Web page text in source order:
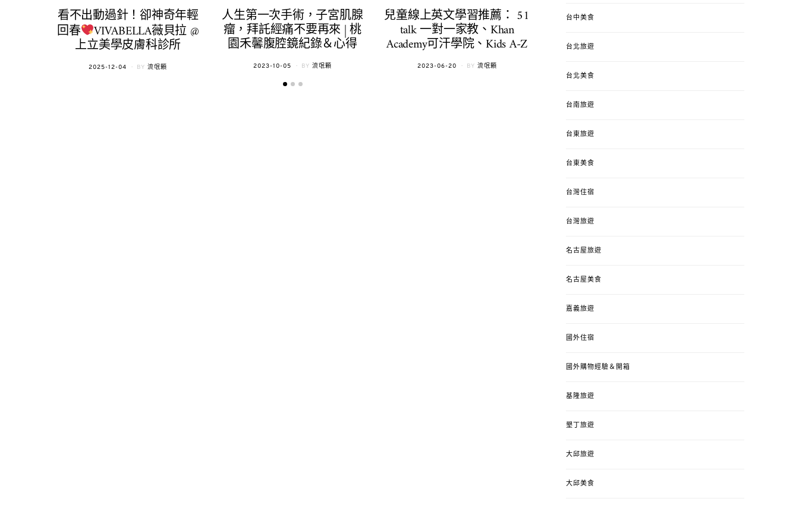
看不出動過針！卻神奇年輕
回春 VIVABELLA薇貝拉 @
上立美學皮膚科診所
POSTED
2025-12-04 BY 流氓顆
人生第一次手術，子宮肌腺
瘤，拜託經痛不要再來 | 桃
園禾馨腹腔鏡紀錄＆心得
POSTED
2023-10-05 BY 流氓顆
兒童線上英文學習推薦： 51
talk 一對一家教、Khan
Academy可汗學院、Kids A-Z
POSTED
2023-06-20 BY 流氓顆
4y3m ：視力檢查、練習犯
POSTED
2023-04-12
台中美食
台北旅遊
台北美食
台南旅遊
台東旅遊
台東美食
台灣住宿
台灣旅遊
名古屋旅遊
名古屋美食
嘉義旅遊
國外住宿
國外購物經驗＆開箱
基隆旅遊
墾丁旅遊
大邱旅遊
大邱美食